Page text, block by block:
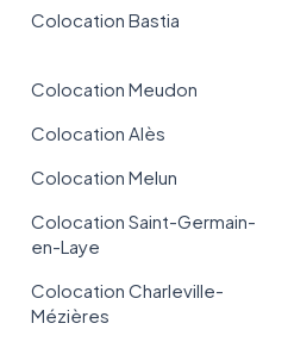
Colocation Bastia
Colocation Meudon
Colocation Alès
Colocation Melun
Colocation Saint-Germain-
en-Laye
Colocation Charleville-
Mézières